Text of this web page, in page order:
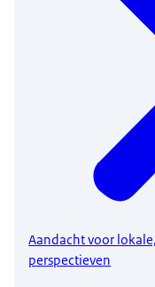
Aandacht voor
perspectieven